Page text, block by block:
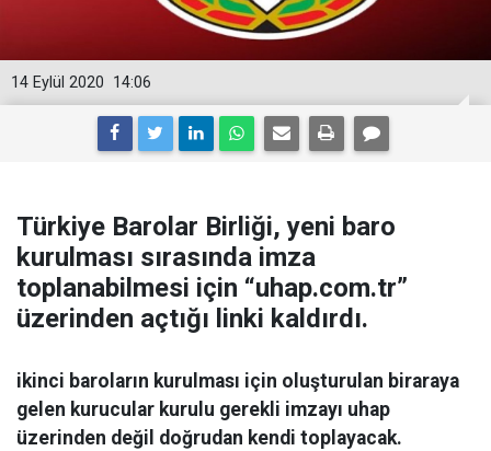
14:06
14 Eylül 2020
Türkiye Barolar Birliği, yeni baro
kurulması sırasında imza
toplanabilmesi için “uhap.com.tr”
üzerinden açtığı linki kaldırdı.
ikinci baroların kurulması için oluşturulan biraraya
gelen kurucular kurulu gerekli imzayı uhap
üzerinden değil doğrudan kendi toplayacak.